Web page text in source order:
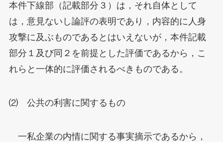
本件下線部（記載部分３）は，それ自体として
は，意見ないし論評の表明であり，内容的に人身
攻撃に及ぶものであるとはいえないが，本件記載
部分１及び同２を前提とした評価であるから，こ
れらと一体的に評価されるべきものである。
⑵ 公共の利害に関するもの
一私企業の内情に関する事実摘示であるから，